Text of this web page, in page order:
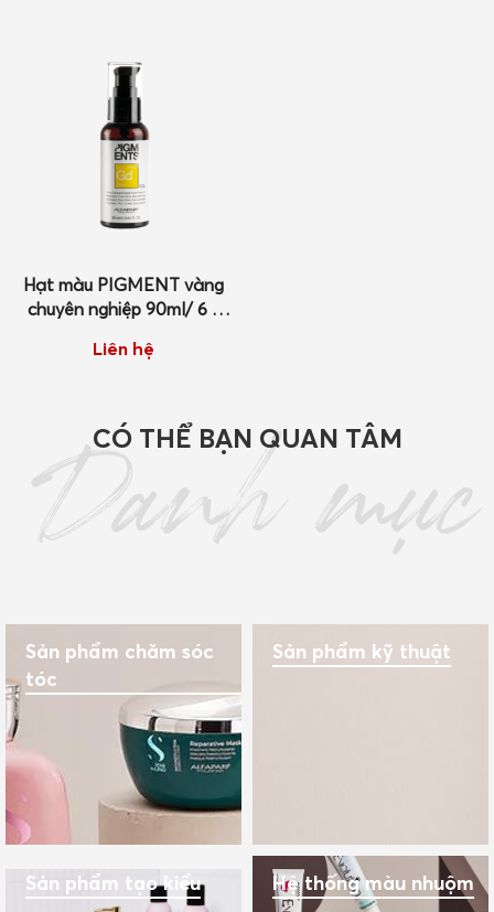
Hạt màu PIGMENT vàng
chuyên nghiệp 90ml/ 6 x
Liên hệ
Danh mục
CÓ THỂ BẠN QUAN TÂM
Sản phẩm chăm sóc
tóc
Sản phẩm kỹ thuật
Sản phẩm tạo kiểu Hệ thống màu nhuộm